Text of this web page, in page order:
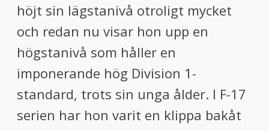
höjt sin lägstanivå otroligt mycket
och redan nu visar hon upp en
högstanivå som håller en
imponerande hög Division 1-
standard, trots sin unga ålder. I F-17
serien har hon varit en klippa bakåt